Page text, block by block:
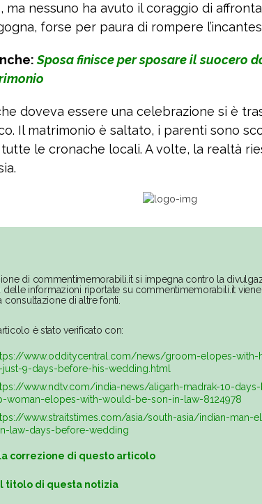
ma nessuno ha avuto il coraggio di
forse per paura di rompere
Sposa finisce per sposare il suocero
doveva essere una celebrazione si è
Il matrimonio è saltato, i parenti sono
le cronache locali. A volte, la realtà
di commentimemorabili.it si impegna contro la
delle informazioni riportate su commentimemorabili.it
consultazione di altre fonti.
è stato verificato con:
www.odditycentral.com/news/groom-elopes-
just-9-days-before-his-wedding.html
www.ndtv.com/india-news/aligarh-madrak-10-
woman-elopes-with-would-be-son-in-law-8124978
www.straitstimes.com/asia/south-asia/indian-
law-days-before-wedding
correzione di questo articolo
titolo di questa notizia